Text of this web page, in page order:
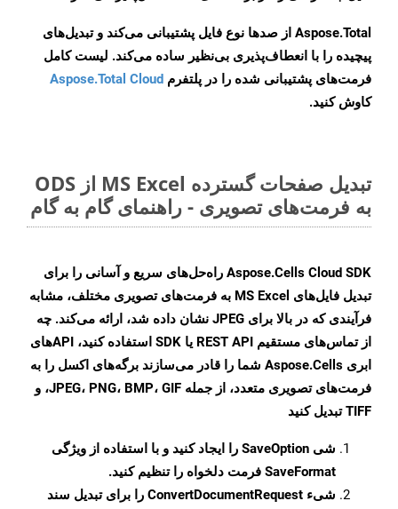
Aspose.Total از صدها نوع فایل پشتیبانی می‌کند و تبدیل‌های
پیچیده را با انعطاف‌پذیری بی‌نظیر ساده می‌کند. لیست کامل
فرمت‌های پشتیبانی شده را در پلتفرم Aspose.Total Cloud
کاوش کنید.
تبدیل صفحات گسترده MS Excel از ODS
به فرمت‌های تصویری - راهنمای گام به گام
Aspose.Cells Cloud SDK راه‌حل‌های سریع و آسانی را برای
تبدیل فایل‌های MS Excel به فرمت‌های تصویری مختلف، مشابه
فرآیندی که در بالا برای JPEG نشان داده شد، ارائه می‌کند. چه
از تماس‌های مستقیم REST API یا SDK استفاده کنید، APIهای
ابری Aspose.Cells شما را قادر می‌سازند برگه‌های اکسل را به
فرمت‌های تصویری متعدد، از جمله JPEG، PNG، BMP، GIF، و
TIFF تبدیل کنید
شی SaveOption را ایجاد کنید و با استفاده از ویژگی
SaveFormat فرمت دلخواه را تنظیم کنید.
شیء ConvertDocumentRequest را برای تبدیل سند